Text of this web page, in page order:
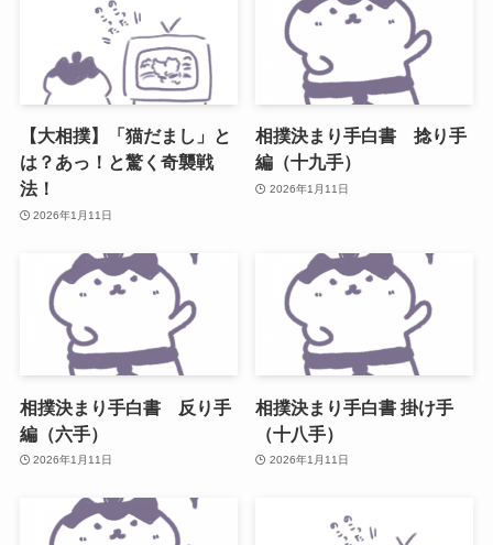
【大相撲】「猫だまし」と
は？あっ！と驚く奇襲戦
法！
2026年1月11日
相撲決まり手白書 捻り手
編（十九手）
2026年1月11日
相撲決まり手白書 反り手
編（六手）
2026年1月11日
相撲決まり手白書 掛け手
（十八手）
2026年1月11日